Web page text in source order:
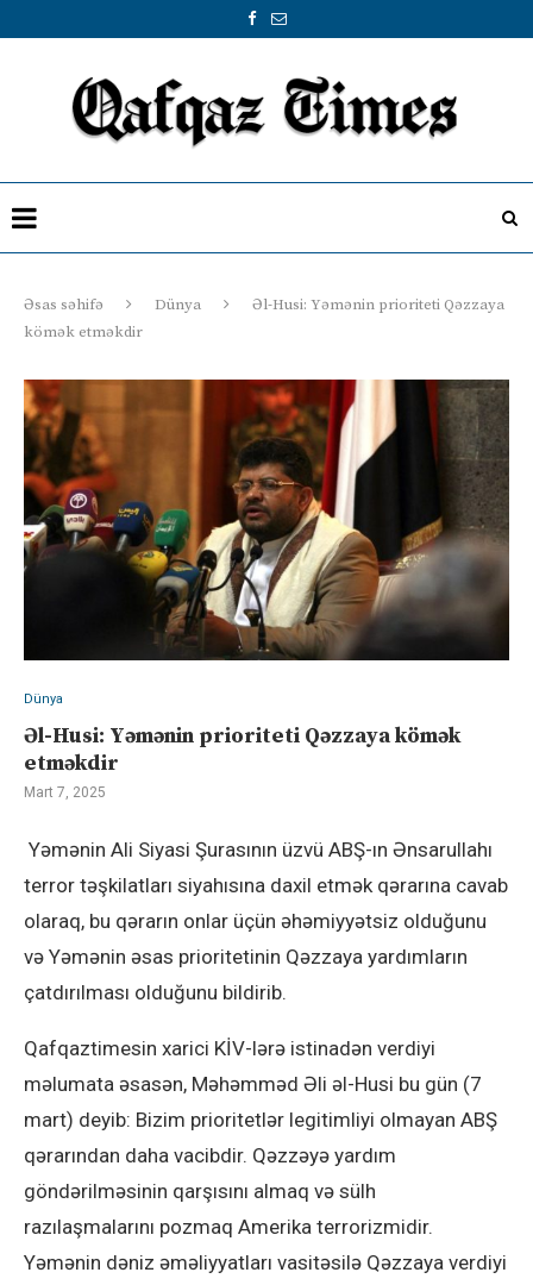
Əsas səhifə Dünya
Əl-Husi: Yəmənin prioriteti Qəzzaya
kömək etməkdir
Dünya
Əl-Husi: Yəmənin prioriteti Qəzzaya kömək
etməkdir
Mart 7, 2025
Yəmənin Ali Siyasi Şurasının üzvü ABŞ-ın Ənsarullahı
terror təşkilatları siyahısına daxil etmək qərarına cavab
olaraq, bu qərarın onlar üçün əhəmiyyətsiz olduğunu
və Yəmənin əsas prioritetinin Qəzzaya yardımların
çatdırılması olduğunu bildirib.
Qafqaztimesin xarici KİV-lərə istinadən verdiyi
məlumata əsasən, Məhəmməd Əli əl-Husi bu gün (7
mart) deyib: Bizim prioritetlər legitimliyi olmayan ABŞ
qərarından daha vacibdir. Qəzzəyə yardım
göndərilməsinin qarşısını almaq və sülh
razılaşmalarını pozmaq Amerika terrorizmidir.
Yəmənin dəniz əməliyyatları vasitəsilə Qəzzaya verdiyi